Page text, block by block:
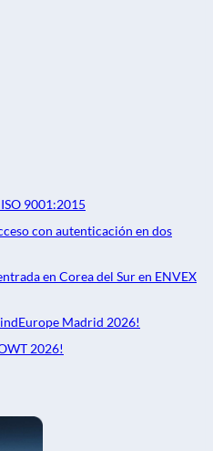
9001:2015
con autenticación en dos
en Corea del Sur en ENVEX
Madrid 2026!
2026!